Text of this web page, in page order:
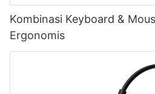
Kombinasi Keyboard &
Ergonomis